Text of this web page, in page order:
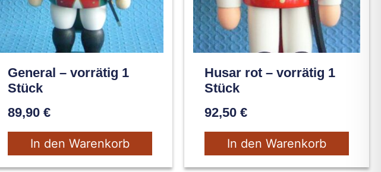
General – vorrätig 1
Stück
89,90 €
In den Warenkorb
Husar rot – vorrätig 1
Stück
92,50 €
In den Warenkorb